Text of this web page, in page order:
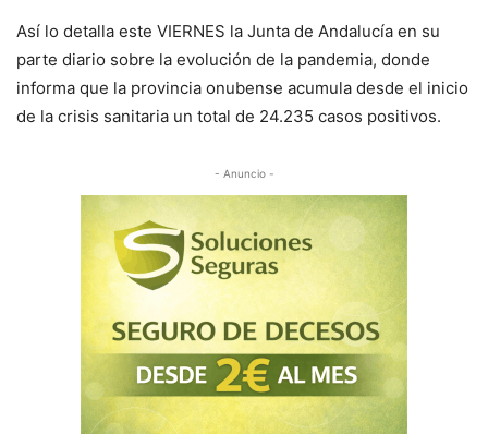
Así lo detalla este VIERNES la Junta de Andalucía en su
parte diario sobre la evolución de la pandemia, donde
informa que la provincia onubense acumula desde el inicio
de la crisis sanitaria un total de 24.235 casos positivos.
- Anuncio -